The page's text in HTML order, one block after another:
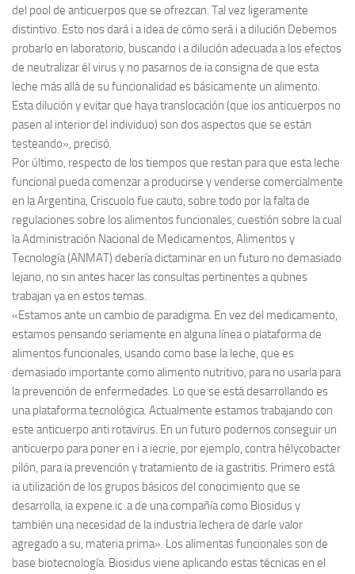
del pool de anticuerpos que se ofrezcan. Tal vez ligeramente
distintivo. Esto nos dará i a idea de cómo será i a dilución Debemos
probarlo en laboratorio, buscando i a dilución adecuada a los efectos
de neutralizar él virus y no pasarnos de ia consigna de que esta
leche más allá de su funcionalidad es básicamente un alimento.
Esta dilución y evitar que haya translocación (que ios anticuerpos no
pasen al interior del individuo) son dos aspectos que se están
testeando», precisó.
Por último, respecto de los tiempos que restan para que esta leche
funcional pueda comenzar a producirse y venderse comercialmente
en la Argentina, Criscuolo fue cauto, sobre todo por la falta de
regulaciones sobre los alimentos funcionales, cuestión sobre la cual
la Administración Nacional de Medicamentos, Alimentos y
Tecnología (ANMAT) debería dictaminar en un futuro no demasiado
lejano, no sin antes hacer las consultas pertinentes a qubnes
trabajan ya en estos temas.
«Estamos ante un cambio de paradigma. En vez del medicamento,
estamos pensando seriamente en alguna línea o plataforma de
alimentos funcionales, usando como base la leche, que es
demasiado importante como alimento nutritivo, para no usarla para
la prevención de enfermedades. Lo que se está desarrollando es
una plataforma tecnológica. Actualmente estamos trabajando con
este anticuerpo anti rotavirus. En un futuro podernos conseguir un
anticuerpo para poner en i a iecrie, por ejemplo, contra hélycobacter
pilón, para ia prevención y tratamiento de ia gastritis. Primero está
ia utilización de los grupos básicos del conocimiento que se
desarrolla, ia expene.ic .a de una compañía como Biosidus y
también una necesidad de la industria lechera de darle valor
agregado a su, materia prima». Los alimentas funcionales son de
base biotecnología. Biosidus viene aplicando estas técnicas en el